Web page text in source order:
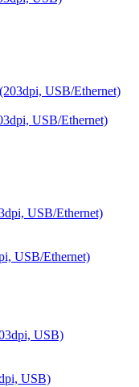
USB/Ethernet)
USB/Ethernet)
USB)